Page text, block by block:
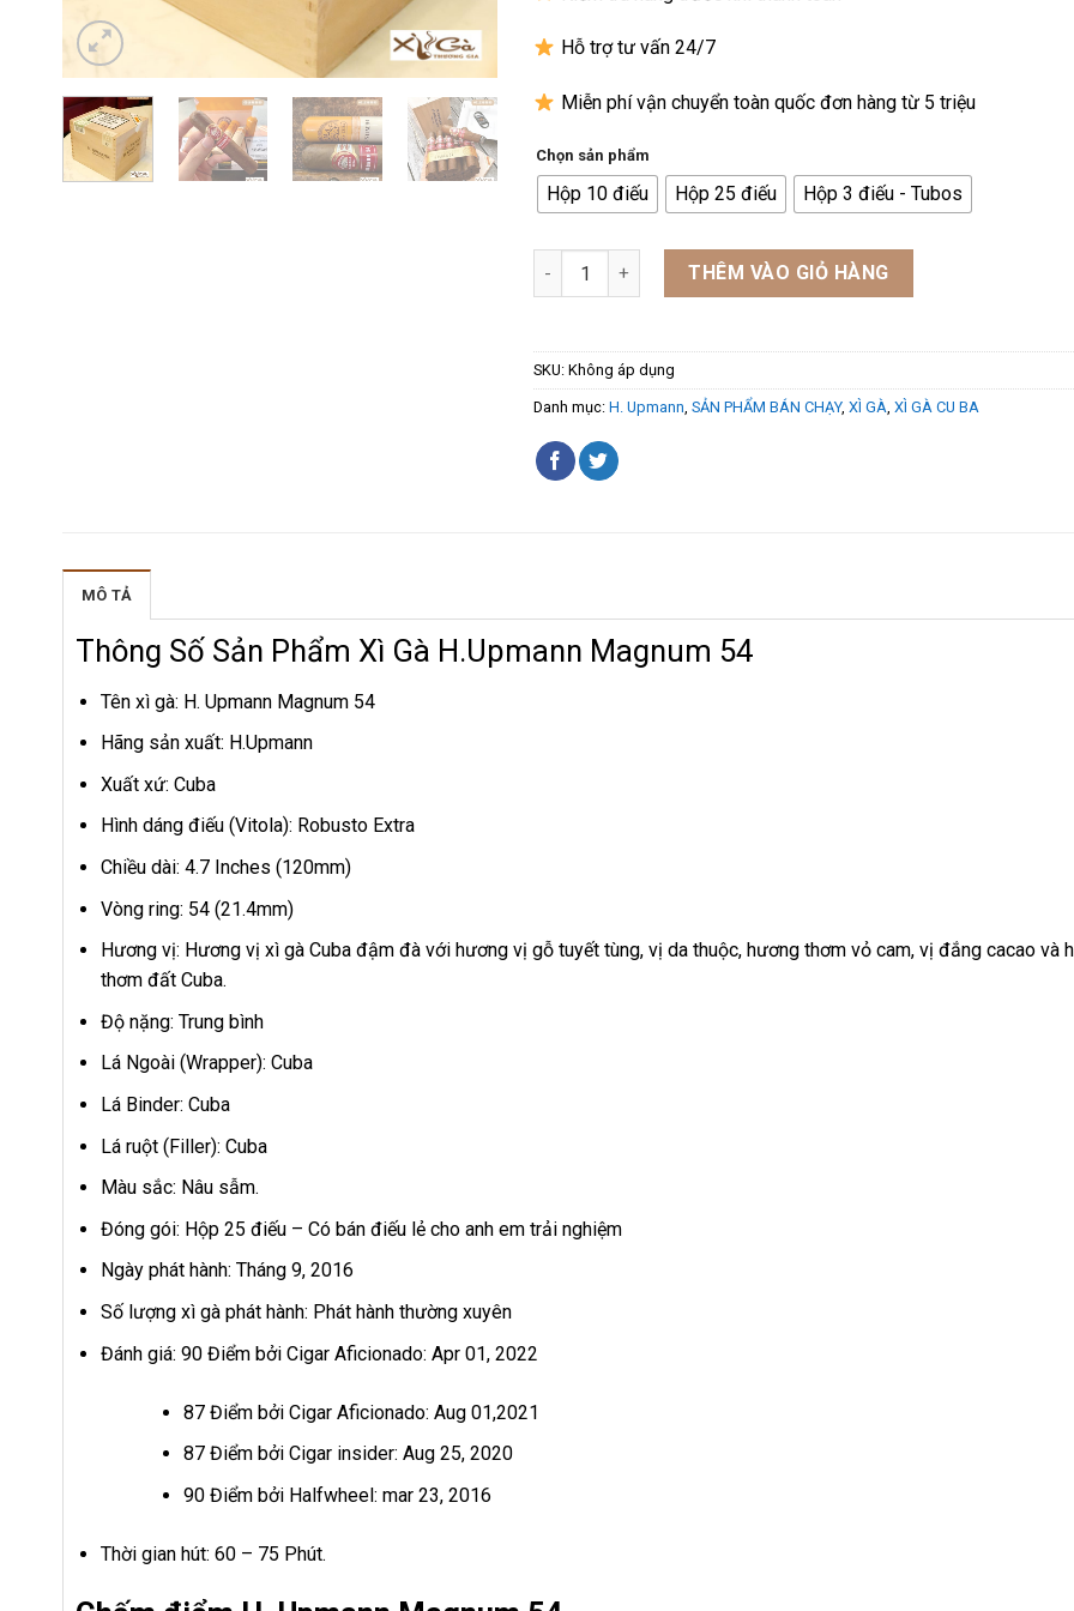
Hỗ trợ tư vấn 24/7
Miễn phí vận chuyển toàn quốc đơn hàng từ 5 triệu
Chọn sản phẩm
Hộp 10 điếu Hộp 25 điếu Hộp 3 điếu - Tubos
Xì Gà H.Upmann Magnum 54 - Nhập Khẩu Chính Hãng số lượng
THÊM VÀO GIỎ HÀNG
SKU:Không áp dụng
Danh mục:H. Upmann ,SẢN PHẨM BÁN CHẠY,XÌ GÀ ,XÌ GÀ CU BA
MÔ TẢ
Thông Số Sản Phẩm Xì Gà H.Upmann Magnum 54
Tên xì gà: H. Upmann Magnum 54
Hãng sản xuất: H.Upmann
Xuất xứ: Cuba
Hình dáng điếu (Vitola): Robusto Extra
Chiều dài: 4.7 Inches (120mm)
Vòng ring: 54 (21.4mm)
Hương vị: Hương vị xì gà Cuba đậm đà với hương vị gỗ tuyết tùng, vị da thuộc, hương thơm vỏ cam, vị đắng cacao và
thơm đất Cuba.
Độ nặng: Trung bình
Lá Ngoài (Wrapper): Cuba
Lá Binder: Cuba
Lá ruột (Filler): Cuba
Màu sắc: Nâu sẫm.
Đóng gói: Hộp 25 điếu – Có bán điếu lẻ cho anh em trải nghiệm
Ngày phát hành: Tháng 9, 2016
Số lượng xì gà phát hành: Phát hành thường xuyên
Đánh giá: 90 Điểm bởi Cigar Aficionado: Apr 01, 2022
87 Điểm bởi Cigar Aficionado: Aug 01,2021
87 Điểm bởi Cigar insider: Aug 25, 2020
90 Điểm bởi Halfwheel: mar 23, 2016
Thời gian hút: 60 – 75 Phút.